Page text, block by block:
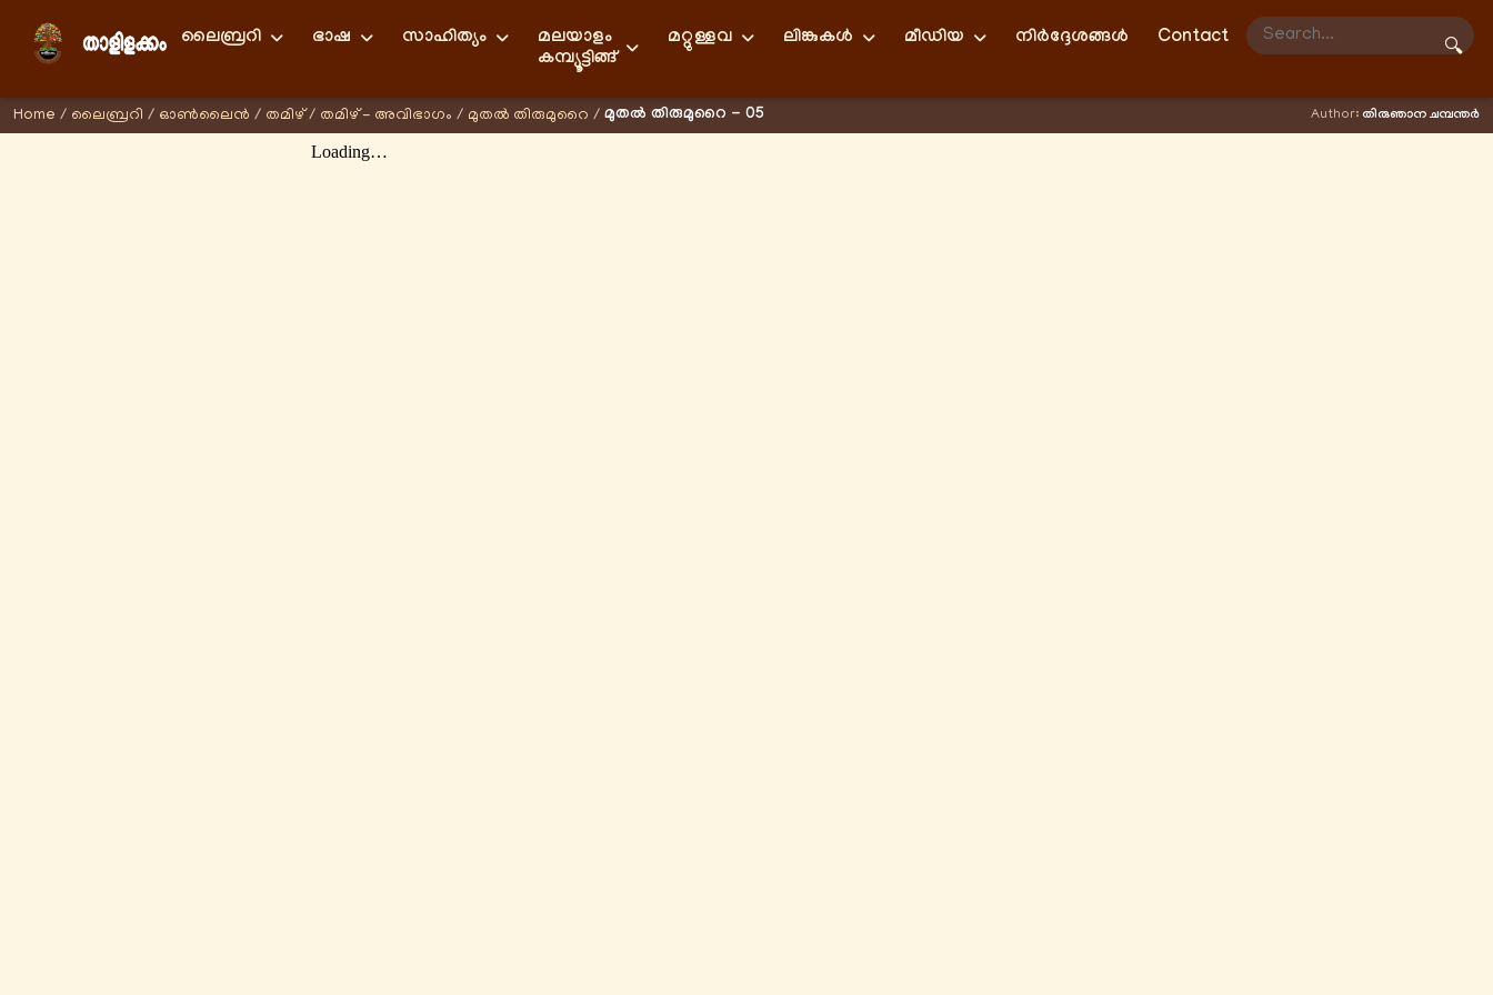
ലൈബ്രറി ഭാഷ സാഹിത്യം
മലയാളം
കമ്പ്യൂട്ടിങ്ങ്
മറ്റുള്ളവ ലിങ്കുകള്‍ മീഡിയ നിർദ്ദേശങ്ങൾ Contact
🔍
Home / ലൈബ്രറി / ഓണ്‍ലൈന്‍ / തമിഴ് / തമിഴ് - അവിഭാഗം / മുതൽ തിരുമുറൈ / മുതൽ തിരുമുറൈ - 05 Author: തിരുഞാന ചമ്പന്തർ